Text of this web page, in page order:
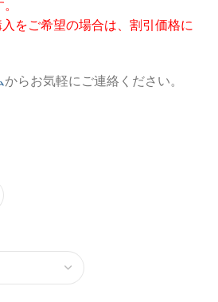
をご希望の場合は、割引価格に
からお気軽にご連絡ください。